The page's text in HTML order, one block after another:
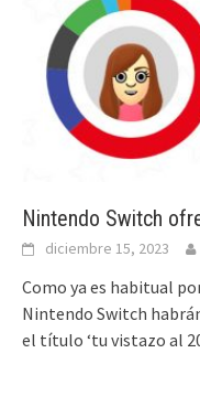
Nintendo Switch
diciembre 15, 2023
Como ya es habitual
Nintendo Switch
el título ‘tu vistazo al